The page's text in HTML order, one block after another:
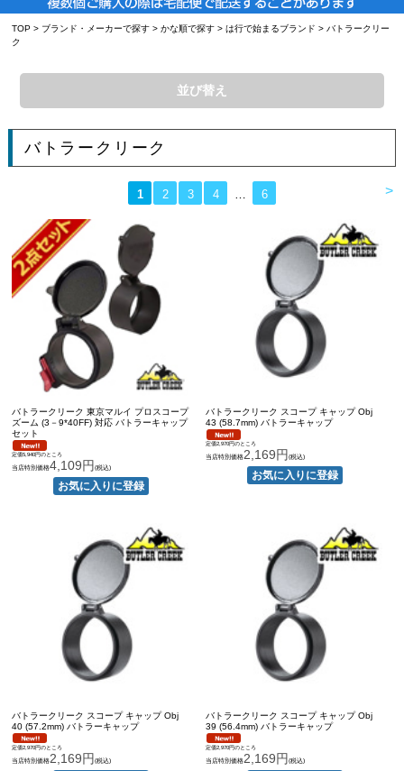
TOP > ブランド・メーカーで探す >かな順で探す >は行で始まるブランド > バトラークリー
ク
並び替え
バトラークリーク
>
1 2 3 4 6
バトラークリーク 東京マルイ プロスコープ
ズーム (3－9*40FF) 対応 バトラーキャップ
セット
定価5,940円のところ
当店特別価格4,109円(税込)
バトラークリーク スコープ キャップ Obj
43 (58.7mm) バトラーキャップ
定価2,970円のところ
当店特別価格2,169円(税込)
バトラークリーク スコープ キャップ Obj
40 (57.2mm) バトラーキャップ
定価2,970円のところ
当店特別価格2,169円(税込)
バトラークリーク スコープ キャップ Obj
39 (56.4mm) バトラーキャップ
定価2,970円のところ
当店特別価格2,169円(税込)